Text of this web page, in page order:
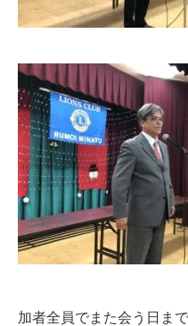
加者全員でまた会う日ま